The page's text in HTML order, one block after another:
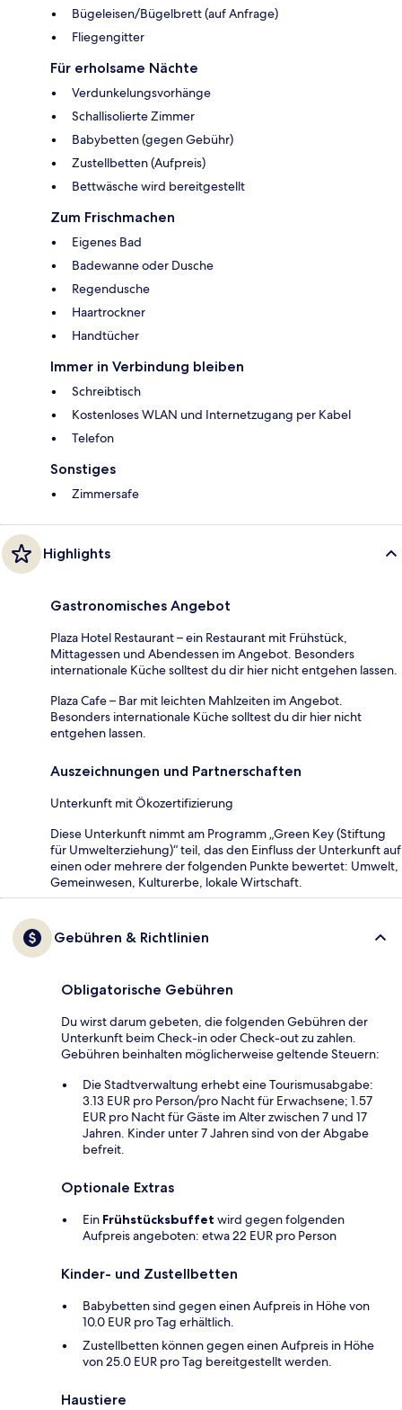
Bügeleisen/Bügelbrett (auf Anfrage)
Fliegengitter
Für erholsame Nächte
Verdunkelungsvorhänge
Schallisolierte Zimmer
Babybetten (gegen Gebühr)
Zustellbetten (Aufpreis)
Bettwäsche wird bereitgestellt
Zum Frischmachen
Eigenes Bad
Badewanne oder Dusche
Regendusche
Haartrockner
Handtücher
Immer in Verbindung bleiben
Schreibtisch
Kostenloses WLAN und Internetzugang per Kabel
Telefon
Sonstiges
Zimmersafe
Highlights
Gastronomisches Angebot
Plaza Hotel Restaurant – ein Restaurant mit Frühstück,
Mittagessen und Abendessen im Angebot. Besonders
internationale Küche solltest du dir hier nicht entgehen lassen.
Plaza Cafe – Bar mit leichten Mahlzeiten im Angebot.
Besonders internationale Küche solltest du dir hier nicht
entgehen lassen.
Auszeichnungen und Partnerschaften
Unterkunft mit Ökozertifizierung
Diese Unterkunft nimmt am Programm „Green Key (Stiftung
für Umwelterziehung)“ teil, das den Einfluss der Unterkunft auf
einen oder mehrere der folgenden Punkte bewertet: Umwelt,
Gemeinwesen, Kulturerbe, lokale Wirtschaft.
Gebühren & Richtlinien
Obligatorische Gebühren
Du wirst darum gebeten, die folgenden Gebühren der
Unterkunft beim Check-in oder Check-out zu zahlen.
Gebühren beinhalten möglicherweise geltende Steuern:
Die Stadtverwaltung erhebt eine Tourismusabgabe:
3.13 EUR pro Person/pro Nacht für Erwachsene; 1.57
EUR pro Nacht für Gäste im Alter zwischen 7 und 17
Jahren. Kinder unter 7 Jahren sind von der Abgabe
befreit.
Optionale Extras
Ein Frühstücksbuffet wird gegen folgenden
Aufpreis angeboten: etwa 22 EUR pro Person
Kinder- und Zustellbetten
Babybetten sind gegen einen Aufpreis in Höhe von
10.0 EUR pro Tag erhältlich.
Zustellbetten können gegen einen Aufpreis in Höhe
von 25.0 EUR pro Tag bereitgestellt werden.
Haustiere